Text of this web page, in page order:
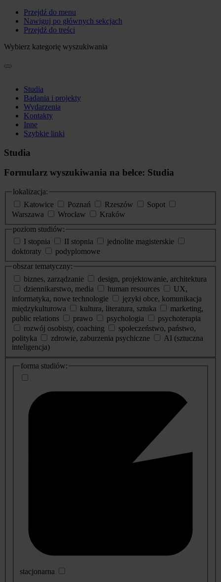
Przejdź do menu
Nawiguj po głównych sekcjach
Przejdź do treści
Wybierz kategorię wyszukiwania
Studia
Badania i projekty
Wydarzenia
Kontakty
Inne
Szybkie linki
Studia
Formularz wyszukiwania na belce: Studia
lokalizacja:
Katowice
Poznań Rzeszów
Sopot
Warszawa
Wrocław
Kraków
poziom studiów:
I stopnia
II stopnia
jednolite magisterskie
doktoraty
podyplomowe
obszar tematyczny:
biznes, zarządzanie
design, projektowanie, architektura
dziennikarstwo, media
human resources
UX,
informatyka, nowe technologie
języki obce, komunikacja
międzykulturowa
kultura, literatura, sztuka
marketing,
public relations
prawo psychologia
psychoterapia
rozwój osobisty, coaching
społeczeństwo, państwo,
polityka
zdrowie, zaburzenia psychiczne
AI (sztuczna
inteligencja)
dodatkowe
informacje
forma studiów:
stacjonarna